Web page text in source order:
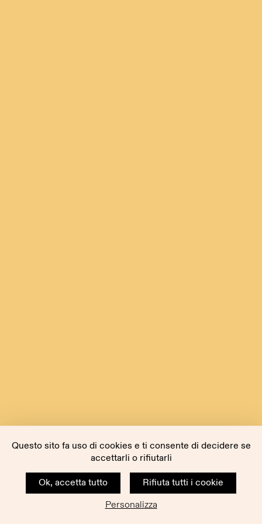
Questo sito fa uso di cookies e ti consente di decidere se
accettarli o rifiutarli
Ok, accetta tutto
Rifiuta tutti i cookie
Personalizza